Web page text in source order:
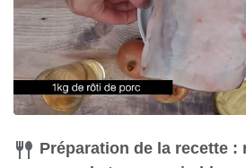
Acheter
Préparation de la recette :